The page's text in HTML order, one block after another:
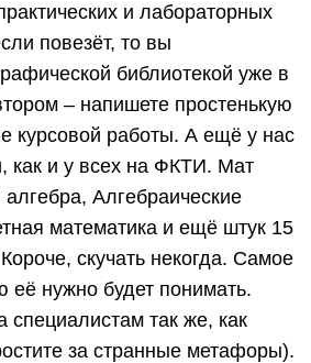
и лабораторных
повезёт, то вы
библиотекой уже в
– напишете простенькую
курсовой работы. А ещё у нас
как и у всех на ФКТИ. Мат
Алгебраические
математика и ещё штук 15
скучать некогда. Самое
нужно будет понимать.
специалистам так же, как
за странные метафоры).